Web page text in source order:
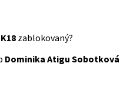
zablokovaný?
Dominika Atigu Sobotková